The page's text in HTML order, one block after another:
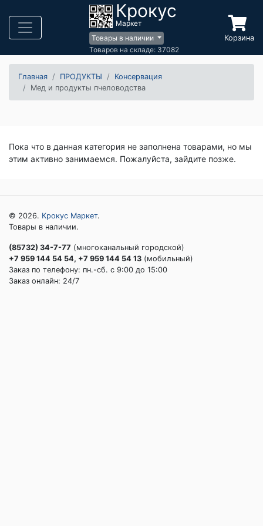
Крокус
Маркет
Товары в наличии
Товаров на складе: 37082
Корзина
Главная ПРОДУКТЫ
Консервация
Мед и продукты пчеловодства
Пока что в данная категория не заполнена товарами, но мы
этим активно занимаемся. Пожалуйста, зайдите позже.
© 2026. Крокус Маркет.
Товары в наличии.
(85732) 34-7-77 (многоканальный городской)
+7 959 144 54 54, +7 959 144 54 13 (мобильный)
Заказ по телефону: пн.-сб. c 9:00 до 15:00
Заказ онлайн: 24/7